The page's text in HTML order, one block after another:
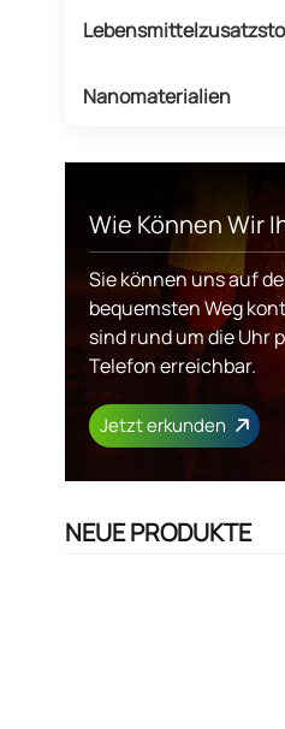
Nanomaterialien
Wie Können Wir
Sie können uns auf
bequemsten Weg
sind rund um die Uhr
Telefon erreichbar.
Jetzt erkunden
NEUE PRODUKTE